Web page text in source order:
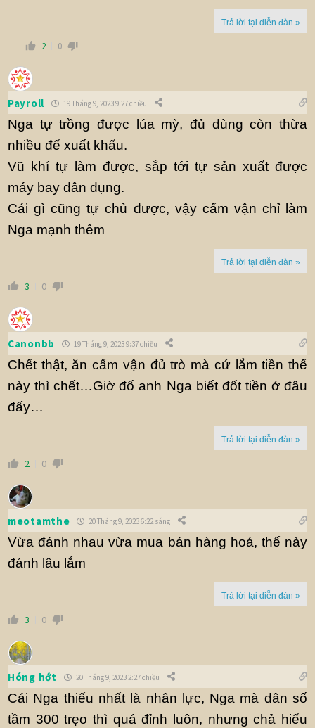
Trả lời tại diễn đàn »
2 0
Payroll 19 Tháng 9, 2023 9:27 chiều
Nga tự trồng được lúa mỳ, đủ dùng còn thừa
nhiều để xuất khẩu.
Vũ khí tự làm được, sắp tới tự sản xuất được
máy bay dân dụng.
Cái gì cũng tự chủ được, vậy cấm vận chỉ làm
Nga mạnh thêm
Trả lời tại diễn đàn »
3 0
Canonbb 19 Tháng 9, 2023 9:37 chiều
Chết thật, ăn cấm vận đủ trò mà cứ lắm tiền thế
này thì chết…Giờ đố anh Nga biết đốt tiền ở đâu
đấy…
Trả lời tại diễn đàn »
2 0
meotamthe 20 Tháng 9, 2023 6:22 sáng
Vừa đánh nhau vừa mua bán hàng hoá, thế này
đánh lâu lắm
Trả lời tại diễn đàn »
3 0
Hóng hớt 20 Tháng 9, 2023 2:27 chiều
Cái Nga thiếu nhất là nhân lực, Nga mà dân số
tầm 300 trẹo thì quá đỉnh luôn, nhưng chả hiểu